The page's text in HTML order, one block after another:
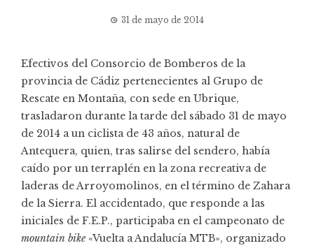
31 de mayo de 2014
Efectivos del Consorcio de Bomberos de la
provincia de Cádiz pertenecientes al Grupo de
Rescate en Montaña, con sede en Ubrique,
trasladaron durante la tarde del sábado 31 de mayo
de 2014 a un ciclista de 43 años, natural de
Antequera, quien, tras salirse del sendero, había
caído por un terraplén en la zona recreativa de
laderas de Arroyomolinos, en el término de Zahara
de la Sierra. El accidentado, que responde a las
iniciales de F.E.P., participaba en el campeonato de
mountain bike«Vuelta a Andalucía MTB», organizado